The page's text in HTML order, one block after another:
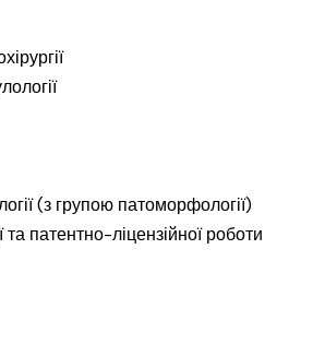
(з групою патоморфології)
патентно-ліцензійної роботи